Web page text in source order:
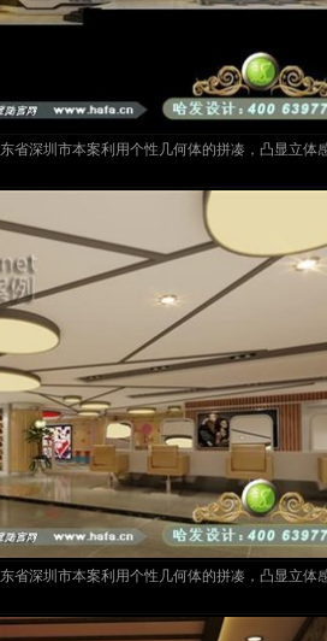
省深圳市本案利用个性几何体的拼凑，凸显立体
省深圳市本案利用个性几何体的拼凑，凸显立体